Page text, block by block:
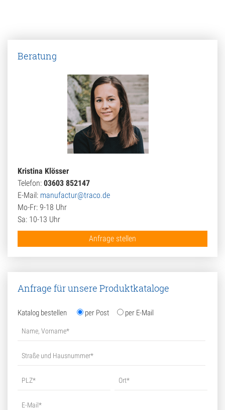
Beratung
Kristina Klösser
Telefon: 03603 852147
E-Mail: manufactur@traco.de
Mo-Fr: 9-18 Uhr
Sa: 10-13 Uhr
Anfrage stellen
Anfrage für unsere Produktkataloge
Katalog bestellen per Post per E-Mail